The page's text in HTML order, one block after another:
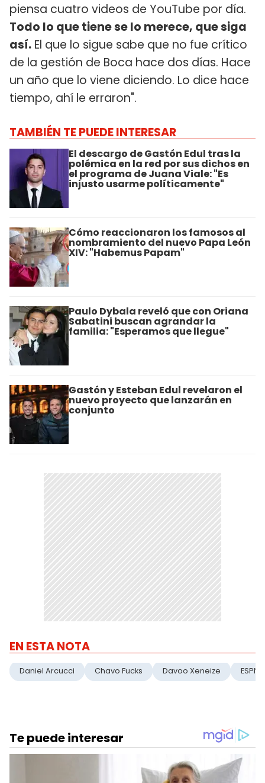
piensa cuatro videos de YouTube por día.
Todo lo que tiene se lo merece, que siga
así. El que lo sigue sabe que no fue crítico
de la gestión de Boca hace dos días. Hace
un año que lo viene diciendo. Lo dice hace
tiempo, ahí le erraron".
TAMBIÉN TE PUEDE INTERESAR
El descargo de Gastón Edul tras la
polémica en la red por sus dichos en
el programa de Juana Viale: "Es
injusto usarme políticamente"
Cómo reaccionaron los famosos al
nombramiento del nuevo Papa León
XIV: "Habemus Papam"
Paulo Dybala reveló que con Oriana
Sabatini buscan agrandar la
familia: "Esperamos que llegue"
Gastón y Esteban Edul revelaron el
nuevo proyecto que lanzarán en
conjunto
EN ESTA NOTA
Daniel Arcucci Chavo Fucks Davoo Xeneize ESPN